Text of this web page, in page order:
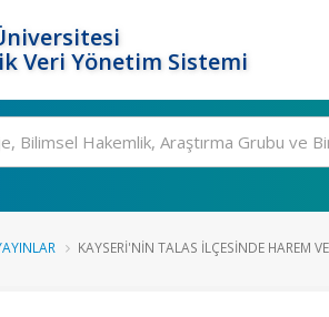
Veri Yönetim Sistemi
KAYSERI'NIN TALAS İLÇESINDE HAREM